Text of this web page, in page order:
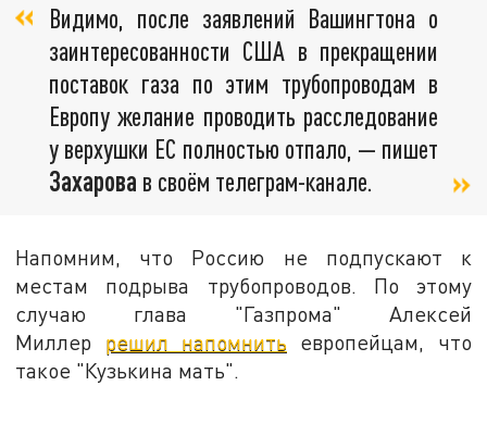
Видимо, после заявлений Вашингтона о
заинтересованности США в прекращении
поставок газа по этим трубопроводам в
Европу желание проводить расследование
у верхушки ЕС полностью отпало, — пишет
Захарова в своём телеграм-канале.
Напомним, что Россию не подпускают к
местам подрыва трубопроводов. По этому
случаю глава "Газпрома" Алексей
Миллер решил напомнить европейцам, что
такое "Кузькина мать".